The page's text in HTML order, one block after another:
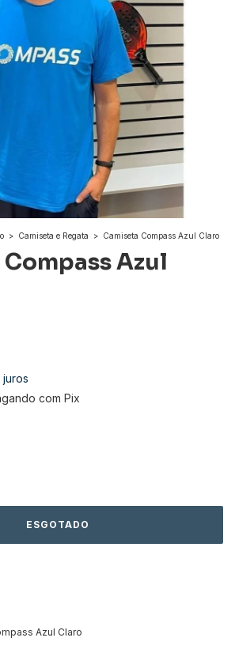
> Camiseta e Regata > Camiseta Compass Azul Claro
Azul
juros
com Pix
Azul Claro